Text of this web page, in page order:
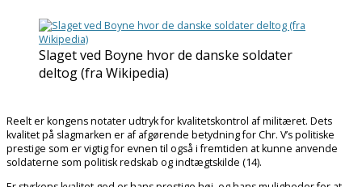
Slaget ved Boyne hvor de danske soldater
deltog (fra Wikipedia)
Reelt er kongens notater udtryk for kvalitetskontrol af militæret. Dets
kvalitet på slagmarken er af afgørende betydning for Chr. V’s politiske
prestige som er vigtig for evnen til også i fremtiden at kunne anvende
soldaterne som politisk redskab og indtægtskilde (14).